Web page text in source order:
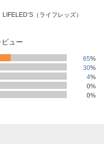
（ライフレッズ）
ュー
65%
30%
4%
0%
0%